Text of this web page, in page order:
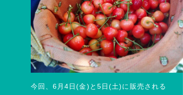
今回、6月4日(金)と5日(土)に販売される